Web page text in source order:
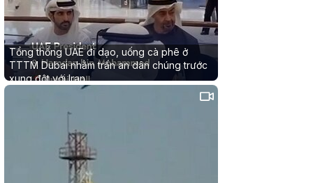
Tổng thống UAE đi dạo, uống cà phê ở
TTTM Dubai nhằm trấn an dân chúng trước
xung đột với Iran